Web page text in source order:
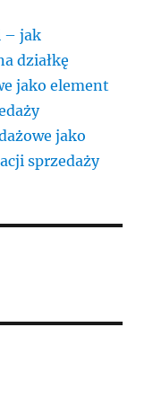
– jak
działkę
jako element
jako
sprzedaży